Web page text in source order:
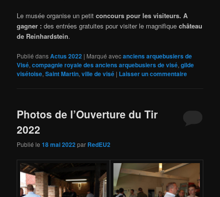
Le musée organise un petitconcours pour les visiteurs. A
gagner : des entrées gratuites pour visiter le magnifiquechâteau
de Reinhardstein.
Publié dansActus 2022 | Marqué avecanciens arquebusiers de
Visé,compagnie royale des anciens arquebusiers de visé,gilde
visétoise,Saint Martin,ville de visé | Laisser un commentaire
Photos de l’Ouverture du Tir
2022
Publié le18 mai 2022par RedEU2